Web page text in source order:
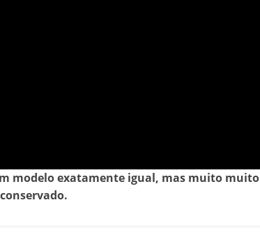
modelo exatamente igual, mas muito muito